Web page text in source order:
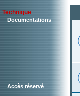
Technique
Documentations
Accès réservé